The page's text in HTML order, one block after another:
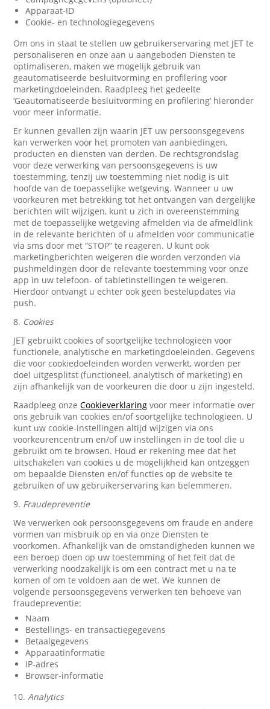
Apparaat-ID
Cookie- en technologiegegevens
Om ons in staat te stellen uw gebruikerservaring met JET te
personaliseren en onze aan u aangeboden Diensten te
optimaliseren, maken we mogelijk gebruik van
geautomatiseerde besluitvorming en profilering voor
marketingdoeleinden. Raadpleeg het gedeelte
‘Geautomatiseerde besluitvorming en profilering’ hieronder
voor meer informatie.
Er kunnen gevallen zijn waarin JET uw persoonsgegevens
kan verwerken voor het promoten van aanbiedingen,
producten en diensten van derden. De rechtsgrondslag
voor deze verwerking van persoonsgegevens is uw
toestemming, tenzij uw toestemming niet nodig is uit
hoofde van de toepasselijke wetgeving. Wanneer u uw
voorkeuren met betrekking tot het ontvangen van dergelijke
berichten wilt wijzigen, kunt u zich in overeenstemming
met de toepasselijke wetgeving afmelden via de afmeldlink
in de relevante berichten of u afmelden voor communicatie
via sms door met “STOP” te reageren. U kunt ook
marketingberichten weigeren die worden verzonden via
pushmeldingen door de relevante toestemming voor onze
app in uw telefoon- of tabletinstellingen te weigeren.
Hierdoor ontvangt u echter ook geen bestelupdates via
push.
8. Cookies
JET gebruikt cookies of soortgelijke technologieën voor
functionele, analytische en marketingdoeleinden. Gegevens
die voor cookiedoeleinden worden verwerkt, worden per
doel uitgesplitst (functioneel, analytisch of marketing) en
zijn afhankelijk van de voorkeuren die door u zijn ingesteld.
Raadpleeg onzeCookieverklaring voor meer informatie over
ons gebruik van cookies en/of soortgelijke technologieën. U
kunt uw cookie-instellingen altijd wijzigen via ons
voorkeurencentrum en/of uw instellingen in de tool die u
gebruikt om te browsen. Houd er rekening mee dat het
uitschakelen van cookies u de mogelijkheid kan ontzeggen
om bepaalde Diensten en/of functies op de website te
gebruiken of uw gebruikerservaring kan belemmeren.
9. Fraudepreventie
We verwerken ook persoonsgegevens om fraude en andere
vormen van misbruik op en via onze Diensten te
voorkomen. Afhankelijk van de omstandigheden kunnen we
een beroep doen op uw toestemming of het feit dat de
verwerking noodzakelijk is om een contract met u na te
komen of om te voldoen aan de wet. We kunnen de
volgende persoonsgegevens verwerken ten behoeve van
fraudepreventie:
Naam
Bestellings- en transactiegegevens
Betaalgegevens
Apparaatinformatie
IP-adres
Browser-informatie
10.Analytics